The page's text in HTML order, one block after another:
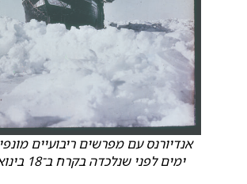
אנדיורנס עם מפרשים ריבועיים
ימים לפני שנלכדה בקרח ב־18 בינואר 1915.